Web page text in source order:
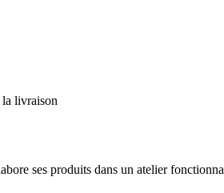
livraison
ses produits dans un atelier fonctionna